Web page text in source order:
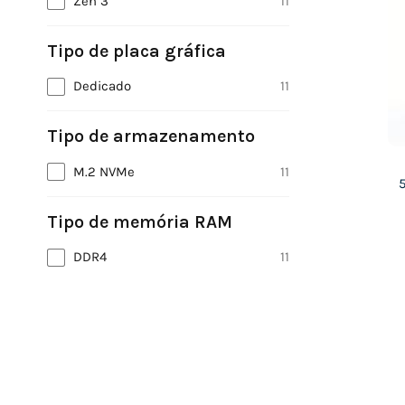
Tipo de placa gráfica
Dedicado 11
Tipo de armazenamento
M.2 NVMe 11
Tipo de memória RAM
DDR4 11